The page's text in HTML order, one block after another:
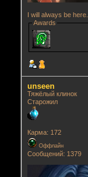
I will always be here.
Awards
unseen
Тяжёлый клинок
Старожил
Карма: 172
Оффлайн
Сообщений: 1379